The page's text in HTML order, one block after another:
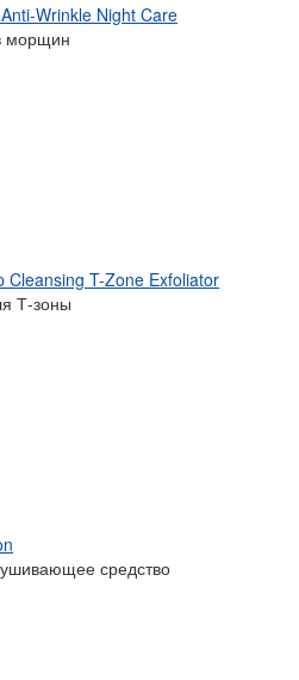
Wrinkle Night Care
морщин
Cleansing T-Zone Exfoliator
Т-зоны
средство